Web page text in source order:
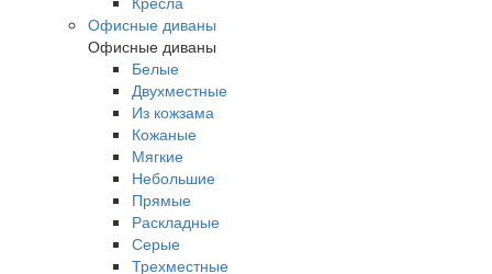
Офисные диваны
Офисные диваны
Белые
Двухместные
Из кожзама
Кожаные
Мягкие
Небольшие
Прямые
Раскладные
Серые
Трехместные